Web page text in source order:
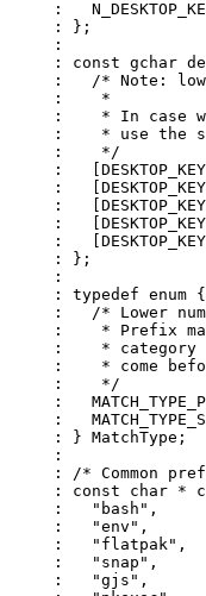
:
: };
:
: const gchar
:   /* Note:
:    *
:    * In case
:    * use the
:    */
:
:
:
:
:
: };
:
: typedef enum {
:   /* Lower
:    * Prefix
:    *
:    * come
:    */
:
:
: } MatchType;
:
: /* Common
: const char *
:   "bash",
:   "env",
:   "flatpak",
:   "snap",
:   "gjs",